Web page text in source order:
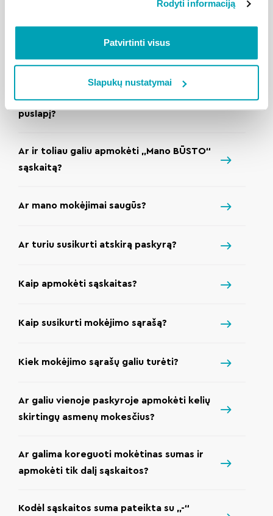
Rodyti informaciją
Patvirtinti visus
Slapukų nustatymai
Kodėl nebematau įprasto BonoDomo
mokėjimo lango?
Kodėl mane nukreipia į BonoDomo Pay
puslapį?
Ar ir toliau galiu apmokėti „Mano BŪSTO“
sąskaitą?
Ar mano mokėjimai saugūs?
Ar turiu susikurti atskirą paskyrą?
Kaip apmokėti sąskaitas?
Kaip susikurti mokėjimo sąrašą?
Kiek mokėjimo sąrašų galiu turėti?
Ar galiu vienoje paskyroje apmokėti kelių
skirtingų asmenų mokesčius?
Ar galima koreguoti mokėtinas sumas ir
apmokėti tik dalį sąskaitos?
Kodėl sąskaitos suma pateikta su „-“